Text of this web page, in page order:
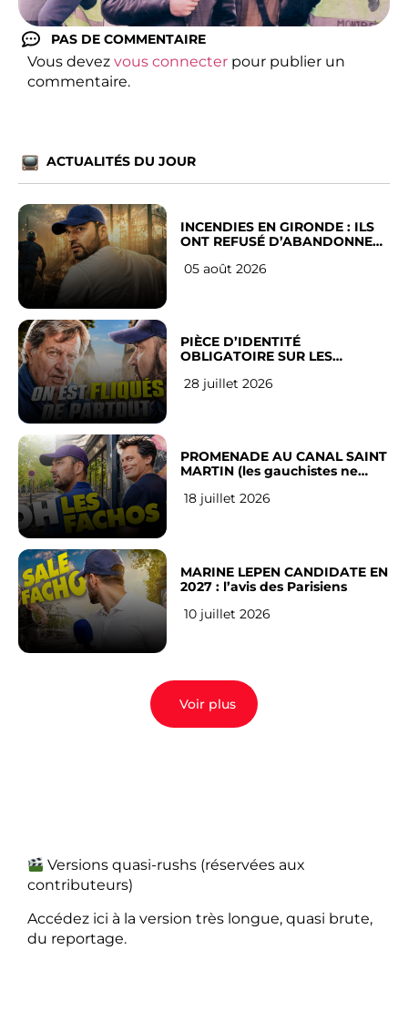
PAS DE COMMENTAIRE
Vous devez vous connecter pour publier un
commentaire.
ACTUALITÉS DU JOUR
INCENDIES EN GIRONDE : ILS
ONT REFUSÉ D’ABANDONNER
05 août 2026
PIÈCE D’IDENTITÉ
OBLIGATOIRE SUR LES
Français
28 juillet 2026
PROMENADE AU CANAL SAINT
MARTIN (les gauchistes ne
18 juillet 2026
MARINE LEPEN CANDIDATE EN
2027 : l’avis des Parisiens
10 juillet 2026
Voir plus
Versions quasi-rushs (réservées aux
contributeurs)
Accédez ici à la version très longue, quasi brute,
du reportage.